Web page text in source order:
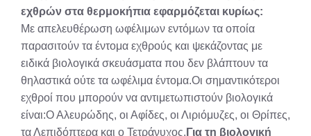
εχθρών στα θερμοκήπια εφαρμόζεται κυρίως:
Με απελευθέρωση ωφέλιμων εντόμων τα οποία
παρασιτούν τα έντομα εχθρούς και ψεκάζοντας με
ειδικά βιολογικά σκευάσματα που δεν βλάπτουν τα
θηλαστικά ούτε τα ωφέλιμα έντομα.Οι σημαντικότεροι
εχθροί που μπορούν να αντιμετωπιστούν βιολογικά
είναι:Ο Αλευρώδης, οι Αφίδες, οι Λιριόμυζες, οι Θρίπες,
τα Λεπιδόπτερα και ο Τετράνυχος. Για τη βιολογική